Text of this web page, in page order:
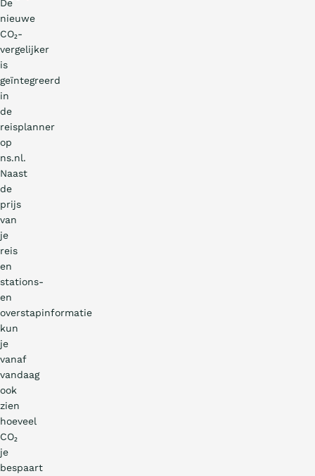
De
nieuwe
CO₂-
vergelijker
is
geïntegreerd
in
de
reisplanner
op
ns.nl.
Naast
de
prijs
van
je
reis
en
stations-
en
overstapinformatie
kun
je
vanaf
vandaag
ook
zien
hoeveel
CO₂
je
bespaart